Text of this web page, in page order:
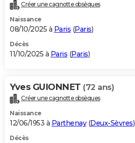
Créer une cagnotte obsèques
Naissance
08/10/2025 à Paris (Paris)
Décès
11/10/2025 à Paris (Paris)
Yves GUIONNET (72 ans)
Créer une cagnotte obsèques
Naissance
12/06/1953 à Parthenay(Deux-Sèvres)
Décès